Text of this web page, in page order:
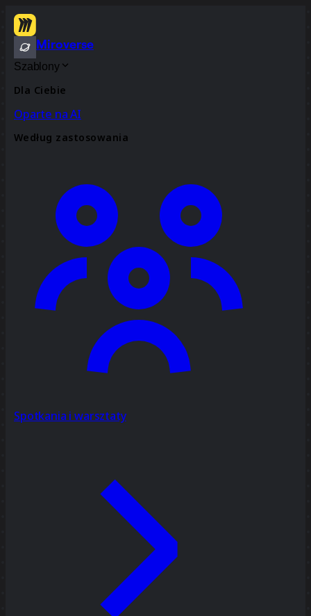
Miroverse
Szablony
Dla Ciebie
Oparte na AI
Według zastosowania
Spotkania i warsztaty